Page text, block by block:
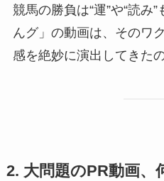
競馬の勝負は“運”や“読み
んグ」の動画は、そのワ
感を絶妙に演出してきたの
2. 大問題のPR動画、